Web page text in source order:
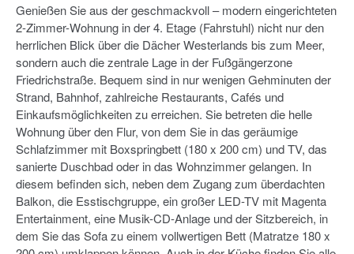
Genießen Sie aus der geschmackvoll – modern eingerichteten
2-Zimmer-Wohnung in der 4. Etage (Fahrstuhl) nicht nur den
herrlichen Blick über die Dächer Westerlands bis zum Meer,
sondern auch die zentrale Lage in der Fußgängerzone
Friedrichstraße. Bequem sind in nur wenigen Gehminuten der
Strand, Bahnhof, zahlreiche Restaurants, Cafés und
Einkaufsmöglichkeiten zu erreichen. Sie betreten die helle
Wohnung über den Flur, von dem Sie in das geräumige
Schlafzimmer mit Boxspringbett (180 x 200 cm) und TV, das
sanierte Duschbad oder in das Wohnzimmer gelangen. In
diesem befinden sich, neben dem Zugang zum überdachten
Balkon, die Esstischgruppe, ein großer LED-TV mit Magenta
Entertainment, eine Musik-CD-Anlage und der Sitzbereich, in
dem Sie das Sofa zu einem vollwertigen Bett (Matratze 180 x